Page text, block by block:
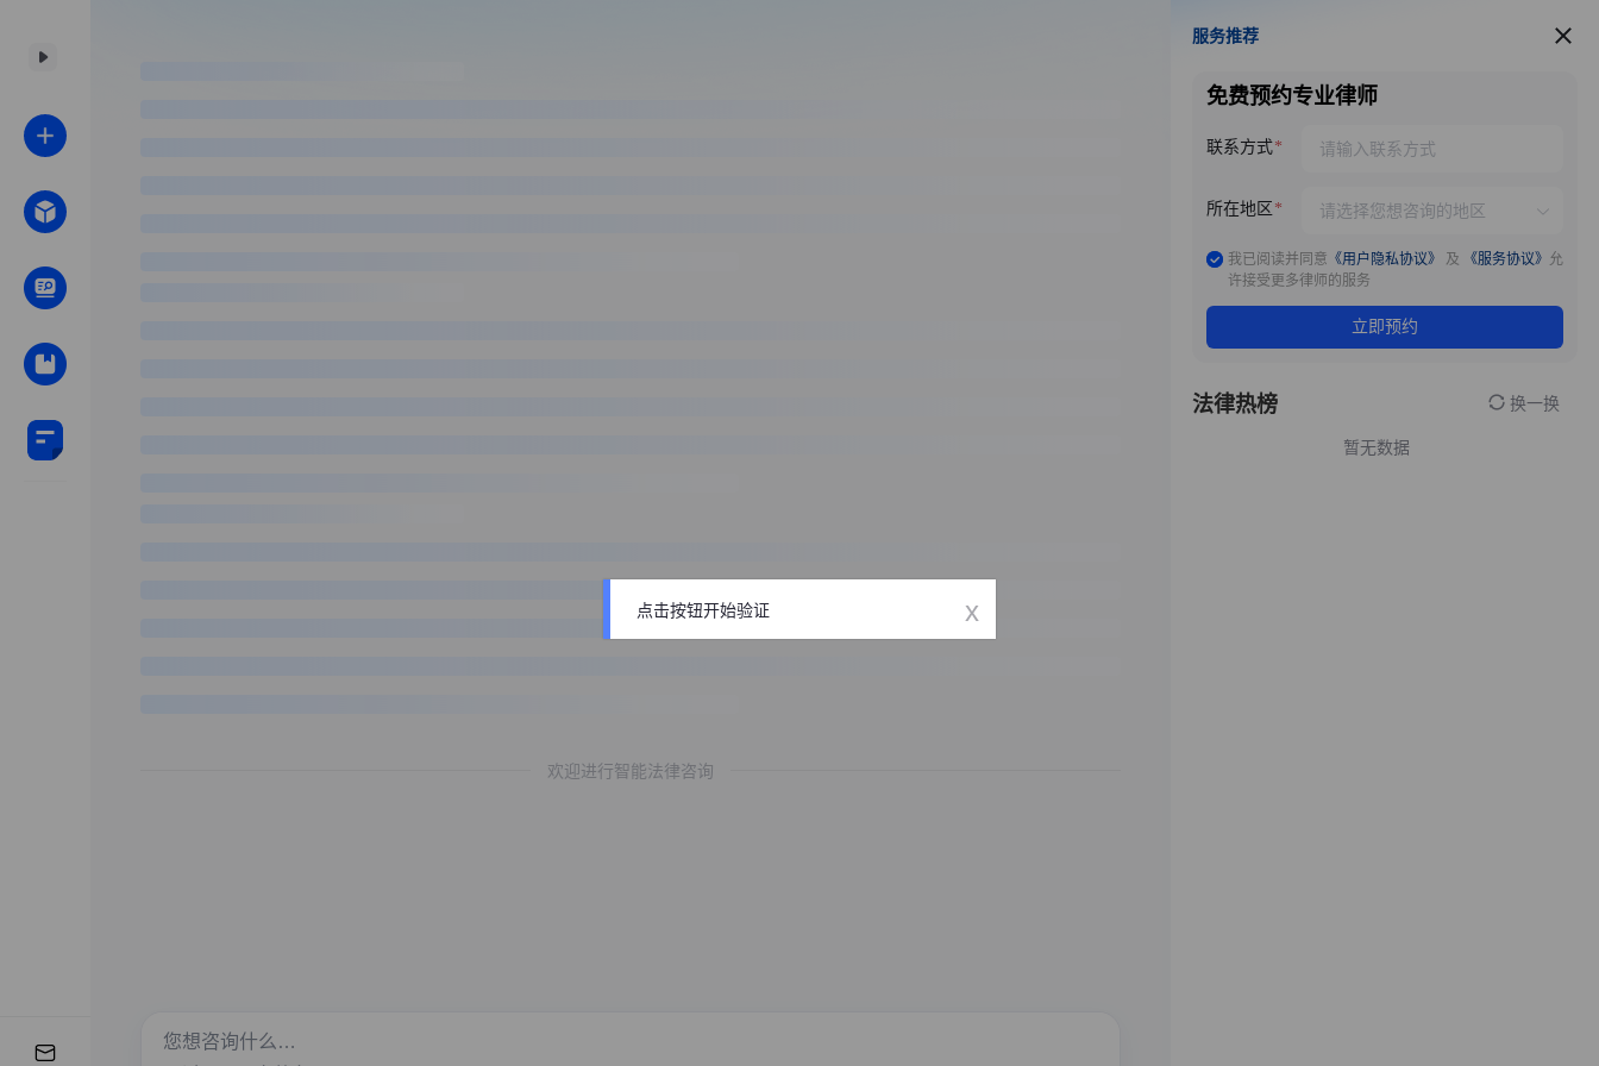
欢迎进行智能法律咨询
服务推荐
服务推荐
免费预约专业律师
联系方式
所在地区
我已阅读并同意 《用户隐私协议》 及 《服务协议》 允
许接受更多律师的服务
立即预约
法律热榜 换一换
暂无数据
点击按钮开始验证 x